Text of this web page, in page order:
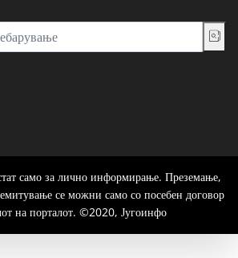
само за лично информирање. Преземање,
се можни само со посебен договор
на порталот. ©2020, Југоинфо